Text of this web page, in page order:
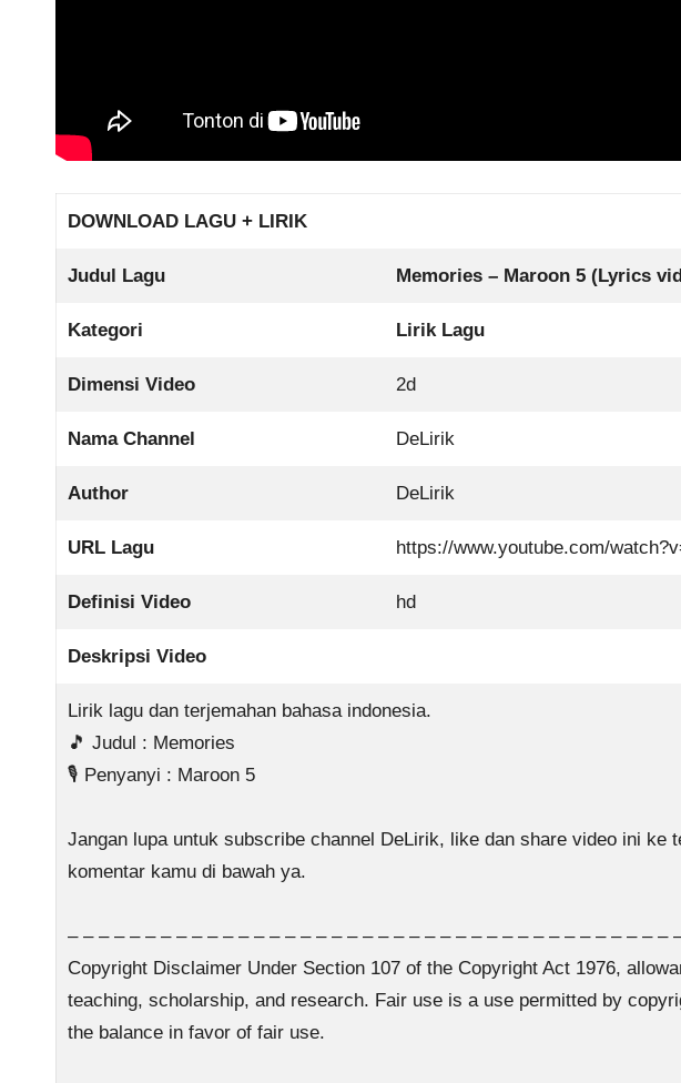
DOWNLOAD LAGU + LIRIK
Judul Lagu Memories – Maroon 5 (Lyrics
Kategori Lirik Lagu
Dimensi Video 2d
Nama Channel DeLirik
Author DeLirik
URL Lagu https://www.youtube.com/
Definisi Video hd
Deskripsi Video
Lirik lagu dan terjemahan bahasa indonesia.
🎵 Judul : Memories
🎙️ Penyanyi : Maroon 5
Jangan lupa untuk subscribe channel DeLirik, like dan share video ini
komentar kamu di bawah ya.
– – – – – – – – – – – – – – – – – – – – – – – – – – – – – – – – – – – – – – –
Copyright Disclaimer Under Section 107 of the Copyright Act 1976,
teaching, scholarship, and research. Fair use is a use permitted by
the balance in favor of fair use.